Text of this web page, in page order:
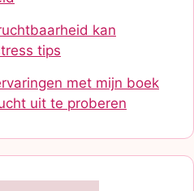
kan
tips
met mijn boek
uit te proberen